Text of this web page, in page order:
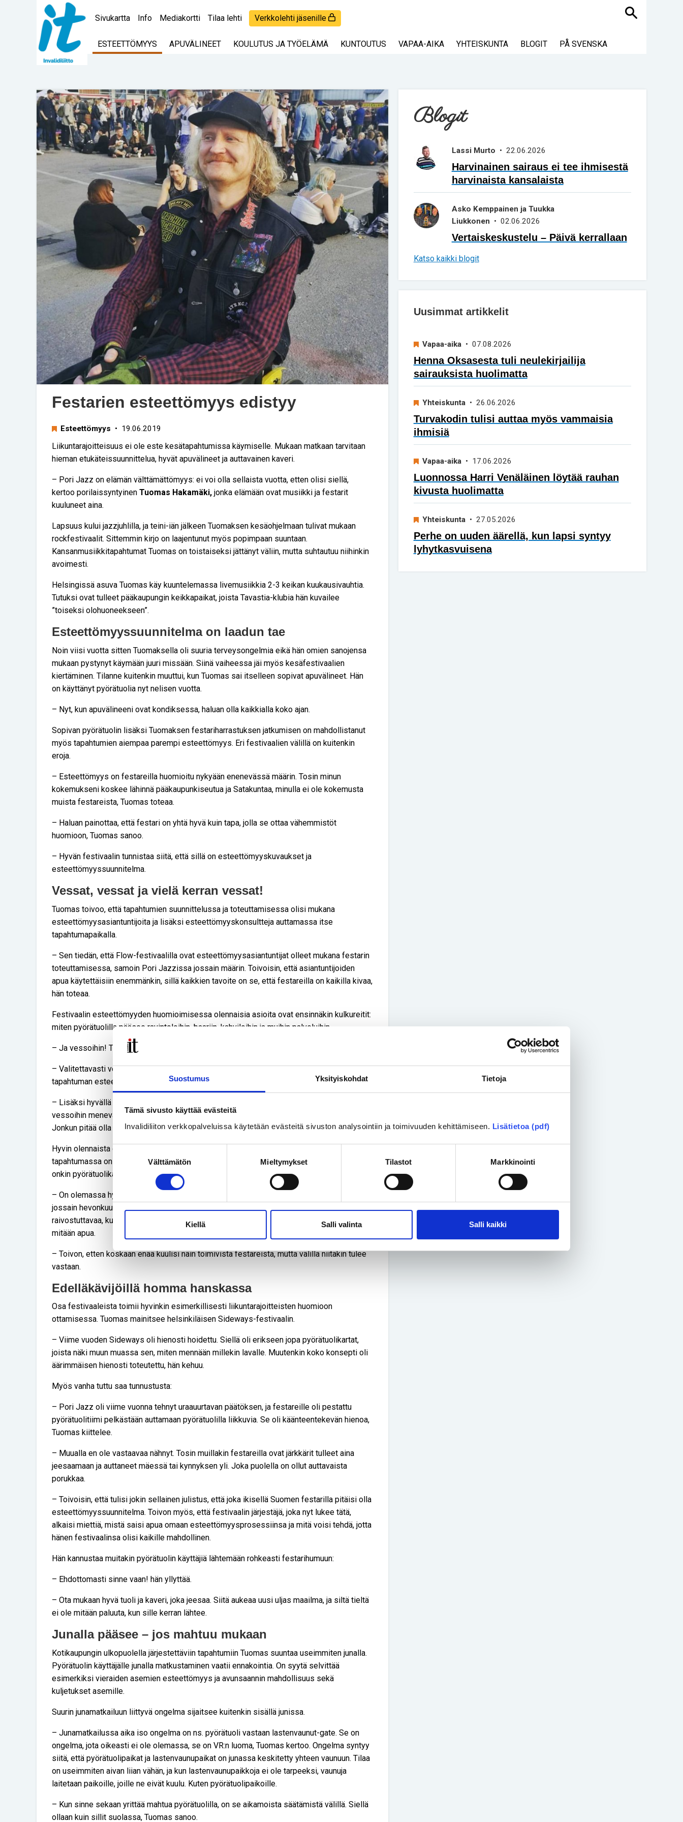
Suostumus Yksityiskohdat Tietoja
Tämä sivusto käyttää evästeitä
Invalidiliiton verkkopalveluissa käytetään evästeitä sivuston analysointiin ja toimivuuden kehittämiseen. Lisätietoa (pdf)
Suostumuksen
Välttämätön Mieltymykset Tilastot Markkinointi
Kiellä Salli valinta Salli kaikki
Sivukartta Info Mediakortti Tilaa lehti Verkkolehti jäsenille Haku
ESTEETTÖMYYS APUVÄLINEET KOULUTUS JA TYÖELÄMÄ KUNTOUTUS VAPAA-AIKA YHTEISKUNTA BLOGIT PÅ SVENSKA
Festarien esteettömyys edistyy
Esteettömyys • 19.06.2019
Liikuntarajoitteisuus ei ole este kesätapahtumissa käymiselle. Mukaan matkaan tarvitaan
hieman etukäteissuunnittelua, hyvät apuvälineet ja auttavainen kaveri.
– Pori Jazz on elämän välttämättömyys: ei voi olla sellaista vuotta, etten olisi siellä,
kertoo porilaissyntyinen Tuomas Hakamäki, jonka elämään ovat musiikki ja festarit
kuuluneet aina.
Lapsuus kului jazzjuhlilla, ja teini-iän jälkeen Tuomaksen kesäohjelmaan tulivat mukaan
rockfestivaalit. Sittemmin kirjo on laajentunut myös popimpaan suuntaan.
Kansanmusiikkitapahtumat Tuomas on toistaiseksi jättänyt väliin, mutta suhtautuu niihinkin
avoimesti.
Helsingissä asuva Tuomas käy kuuntelemassa livemusiikkia 2-3 keikan kuukausivauhtia.
Tutuksi ovat tulleet pääkaupungin keikkapaikat, joista Tavastia-klubia hän kuvailee
”toiseksi olohuoneekseen”.
Esteettömyyssuunnitelma on laadun tae
Noin viisi vuotta sitten Tuomaksella oli suuria terveysongelmia eikä hän omien sanojensa
mukaan pystynyt käymään juuri missään. Siinä vaiheessa jäi myös kesäfestivaalien
kiertäminen. Tilanne kuitenkin muuttui, kun Tuomas sai itselleen sopivat apuvälineet. Hän
on käyttänyt pyörätuolia nyt nelisen vuotta.
– Nyt, kun apuvälineeni ovat kondiksessa, haluan olla kaikkialla koko ajan.
Sopivan pyörätuolin lisäksi Tuomaksen festariharrastuksen jatkumisen on mahdollistanut
myös tapahtumien aiempaa parempi esteettömyys. Eri festivaalien välillä on kuitenkin
eroja.
– Esteettömyys on festareilla huomioitu nykyään enenevässä määrin. Tosin minun
kokemukseni koskee lähinnä pääkaupunkiseutua ja Satakuntaa, minulla ei ole kokemusta
muista festareista, Tuomas toteaa.
– Haluan painottaa, että festari on yhtä hyvä kuin tapa, jolla se ottaa vähemmistöt
huomioon, Tuomas sanoo.
– Hyvän festivaalin tunnistaa siitä, että sillä on esteettömyyskuvaukset ja
esteettömyyssuunnitelma.
Vessat, vessat ja vielä kerran vessat!
Tuomas toivoo, että tapahtumien suunnittelussa ja toteuttamisessa olisi mukana
esteettömyysasiantuntijoita ja lisäksi esteettömyyskonsultteja auttamassa itse
tapahtumapaikalla.
– Sen tiedän, että Flow-festivaalilla ovat esteettömyysasiantuntijat olleet mukana festarin
toteuttamisessa, samoin Pori Jazzissa jossain määrin. Toivoisin, että asiantuntijoiden
apua käytettäisiin enemmänkin, sillä kaikkien tavoite on se, että festareilla on kaikilla kivaa,
hän toteaa.
Festivaalin esteettömyyden huomioimisessa olennaisia asioita ovat ensinnäkin kulkureitit:
miten pyörätuolilla pääsee ravintoloihin, baariin, kahviloihin ja muihin palveluihin.
– Ja vessoihin! Tähän tuhat huutomerkkiä perään! Tuomas painottaa.
– Valitettavasti vessat tulevat usein mieleen ihan viimeisenä, kun suunnitellaan
tapahtuman esteettömyyttä, hän ihmettelee.
– Lisäksi hyvällä festarilla invavessat ovat lukkojen takana. Ilman lukkoja ei tule mitään,
vessoihin menevät silloin kaikki ja pienessä maistissa kaikki vielä vähän enemmän.
Jonkun pitää olla valvomassa, ketkä invavessoja käyttävät.
Hyvin olennaista on myös, että lavalle näkee pyörätuolistakin hyvin. Tämä edellyttää, että
tapahtumassa on pyörätuolikatsomo ja että se on hyvässä paikassa. Usein festareilla
onkin pyörätuolikatsomo tai -lava, mutta asiassa on tasoeroja.
– On olemassa hyviä katsomoja, ja on olemassa sellaisia, jotka ovat kaukana lavasta
jossain hevonkuusessa ja joilta näkee vain pieniä tikku-ukkoja, Tuomas sanoo. Hänestä on
raivostuttavaa, kun tapahtuma mainostaa pyörätuolikatsomoaan, josta ei kuitenkaan ole
mitään apua.
– Toivon, etten koskaan enää kuulisi näin toimivista festareista, mutta välillä niitäkin tulee
vastaan.
Edelläkävijöillä homma hanskassa
Osa festivaaleista toimii hyvinkin esimerkillisesti liikuntarajoitteisten huomioon
ottamisessa. Tuomas mainitsee helsinkiläisen Sideways-festivaalin.
– Viime vuoden Sideways oli hienosti hoidettu. Siellä oli erikseen jopa pyörätuolikartat,
joista näki muun muassa sen, miten mennään millekin lavalle. Muutenkin koko konsepti oli
äärimmäisen hienosti toteutettu, hän kehuu.
Myös vanha tuttu saa tunnustusta:
– Pori Jazz oli viime vuonna tehnyt uraauurtavan päätöksen, ja festareille oli pestattu
pyörätuolitiimi pelkästään auttamaan pyörätuolilla liikkuvia. Se oli käänteentekevän hienoa,
Tuomas kiittelee.
– Muualla en ole vastaavaa nähnyt. Tosin muillakin festareilla ovat järkkärit tulleet aina
jeesaamaan ja auttaneet mäessä tai kynnyksen yli. Joka puolella on ollut auttavaista
porukkaa.
– Toivoisin, että tulisi jokin sellainen julistus, että joka ikisellä Suomen festarilla pitäisi olla
esteettömyyssuunnitelma. Toivon myös, että festivaalin järjestäjä, joka nyt lukee tätä,
alkaisi miettiä, mistä saisi apua omaan esteettömyysprosessiinsa ja mitä voisi tehdä, jotta
hänen festivaalinsa olisi kaikille mahdollinen.
Hän kannustaa muitakin pyörätuolin käyttäjiä lähtemään rohkeasti festarihumuun:
– Ehdottomasti sinne vaan! hän yllyttää.
– Ota mukaan hyvä tuoli ja kaveri, joka jeesaa. Siitä aukeaa uusi uljas maailma, ja siltä tieltä
ei ole mitään paluuta, kun sille kerran lähtee.
Junalla pääsee – jos mahtuu mukaan
Kotikaupungin ulkopuolella järjestettäviin tapahtumiin Tuomas suuntaa useimmiten junalla.
Pyörätuolin käyttäjälle junalla matkustaminen vaatii ennakointia. On syytä selvittää
esimerkiksi vieraiden asemien esteettömyys ja avunsaannin mahdollisuus sekä
kuljetukset asemille.
Suurin junamatkailuun liittyvä ongelma sijaitsee kuitenkin sisällä junissa.
– Junamatkailussa aika iso ongelma on ns. pyörätuoli vastaan lastenvaunut-gate. Se on
ongelma, jota oikeasti ei ole olemassa, se on VR:n luoma, Tuomas kertoo. Ongelma syntyy
siitä, että pyörätuolipaikat ja lastenvaunupaikat on junassa keskitetty yhteen vaunuun. Tilaa
on useimmiten aivan liian vähän, ja kun lastenvaunupaikkoja ei ole tarpeeksi, vaunuja
laitetaan paikoille, joille ne eivät kuulu. Kuten pyörätuolipaikoille.
– Kun sinne sekaan yrittää mahtua pyörätuolilla, on se aikamoista säätämistä välillä. Siellä
ollaan kuin sillit suolassa, Tuomas sanoo.
Blogit
Lassi Murto • 22.06.2026
Harvinainen sairaus ei tee ihmisestä
harvinaista kansalaista
Asko Kemppainen ja Tuukka
Liukkonen • 02.06.2026
Vertaiskeskustelu – Päivä kerrallaan
Katso kaikki blogit
Uusimmat artikkelit
Vapaa-aika• 07.08.2026
Henna Oksasesta tuli neulekirjailija
sairauksista huolimatta
Yhteiskunta• 26.06.2026
Turvakodin tulisi auttaa myös vammaisia
ihmisiä
Vapaa-aika• 17.06.2026
Luonnossa Harri Venäläinen löytää rauhan
kivusta huolimatta
Yhteiskunta• 27.05.2026
Perhe on uuden äärellä, kun lapsi syntyy
lyhytkasvuisena